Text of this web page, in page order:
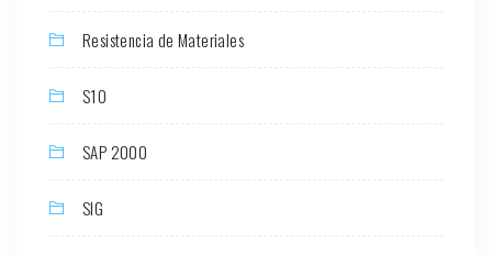
Resistencia de Materiales
S10
SAP 2000
SIG